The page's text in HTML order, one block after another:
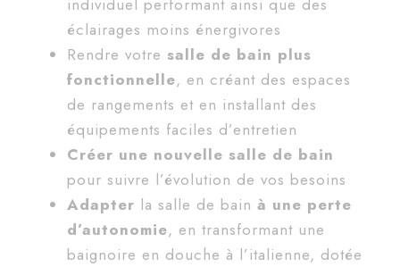
individuel performant ainsi que des
éclairages moins énergivores
Rendre votre salle de bain plus
fonctionnelle, en créant des espaces
de rangements et en installant des
équipements faciles d’entretien
Créer une nouvelle salle de bain
pour suivre l’évolution de vos besoins
Adapter la salle de bain à une perte
d’autonomie, en transformant une
baignoire en douche à l’italienne, dotée